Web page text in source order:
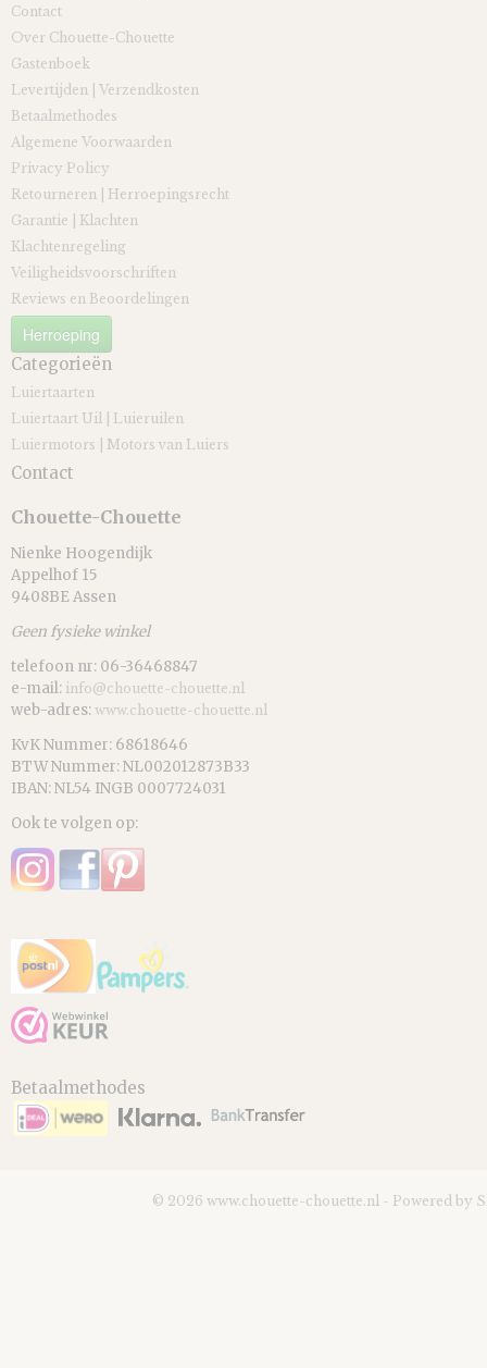
Contact
Over Chouette-Chouette
Gastenboek
Levertijden | Verzendkosten
Betaalmethodes
Algemene Voorwaarden
Privacy Policy
Retourneren | Herroepingsrecht
Garantie | Klachten
Klachtenregeling
Veiligheidsvoorschriften
Reviews en Beoordelingen
Herroeping
Categorieën
Luiertaarten
Luiertaart Uil | Luieruilen
Luiermotors | Motors van Luiers
Contact
Chouette-Chouette
Nienke Hoogendijk
Appelhof 15
9408BE Assen
Geen fysieke winkel
telefoon nr: 06-36468847
e-mail: info@chouette-chouette.nl
web-adres: www.chouette-chouette.nl
KvK Nummer: 68618646
BTW Nummer: NL002012873B33
IBAN: NL54 INGB 0007724031
Ook te volgen op:
Betaalmethodes
© 2026 www.chouette-chouette.nl - Powered by